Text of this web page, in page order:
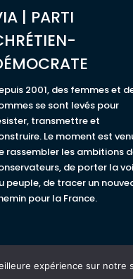
| PARTI
2001, des femmes et
se sont levés pour
transmettre et
Le moment est
rassembler les ambitions
de porter la
peuple, de tracer un
pour la France.
légales
expérience sur